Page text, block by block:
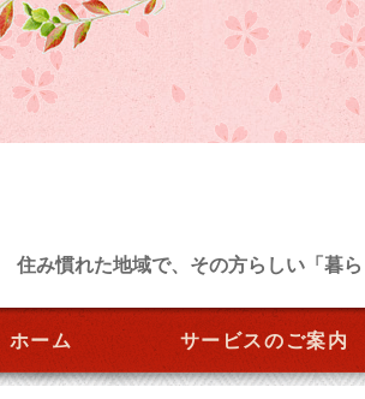
住み慣れた地域で、その方らしい「暮
ホーム サービスのご案内